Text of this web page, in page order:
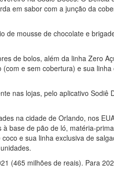
em sabor com a junção da
de mousse de chocolate e
de bolos, além da linha Zero
e sem cobertura) e sua linha
nas lojas, pelo aplicativo Sodiê
na cidade de Orlando, nos
base de pão de ló, matéria-
e sua linha exclusiva de
(465 milhões de reais). Para